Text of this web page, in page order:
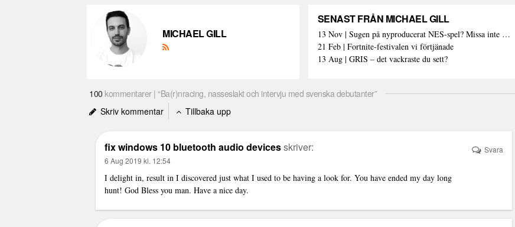
MICHAEL GILL
SENAST FRÅN MICHAEL GILL
13 Nov | Sugen på nyproducerat NES-spel? Missa inte detta isf!
21 Feb | Fortnite-festivalen vi förtjänade
13 Aug | GRIS – det vackraste du sett?
100 kommentarer | “Ba(r)nracing, nasseslakt och intervju med svenska debutanter”
Skriv kommentar
Tillbaka upp
fix windows 10 bluetooth audio devicesskriver:
6 Aug 2019 kl. 12:54
I delight in, result in I discovered just what I used to be having a look for. You have ended my day long
hunt! God Bless you man. Have a nice day.
Svara